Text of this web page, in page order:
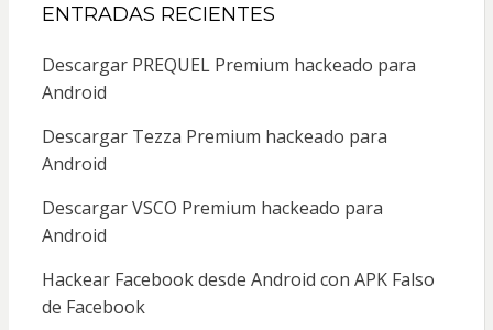
ENTRADAS RECIENTES
Descargar PREQUEL Premium hackeado para
Android
Descargar Tezza Premium hackeado para
Android
Descargar VSCO Premium hackeado para
Android
Hackear Facebook desde Android con APK Falso
de Facebook